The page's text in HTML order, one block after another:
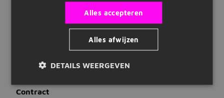
WAT WIJ BIEDEN
Contract
Vacatures
Vacatures zoeken
Alles accepteren
Alles afwijzen
DETAILS WEERGEVEN